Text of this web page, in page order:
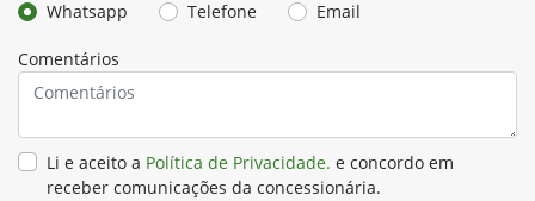
Whatsapp Telefone Email
Comentários
Li e aceito a Política de Privacidade. e concordo em
receber comunicações da concessionária.